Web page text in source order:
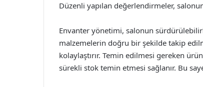
Düzenli yapılan değerlendirmeler,
Envanter yönetimi, salonun
malzemelerin doğru bir şekilde takip
kolaylaştırır. Temin edilmesi gereken
sürekli stok temin etmesi sağlanır. Bu